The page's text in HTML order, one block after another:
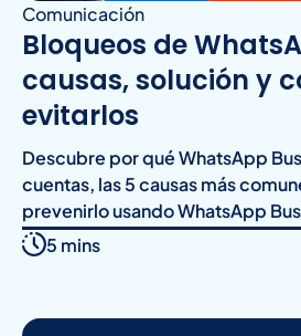
Comunicación
Bloqueos de
causas, solución y
evitarlos
Descubre por qué WhatsApp
cuentas, las 5 causas más
prevenirlo usando WhatsApp
5 mins